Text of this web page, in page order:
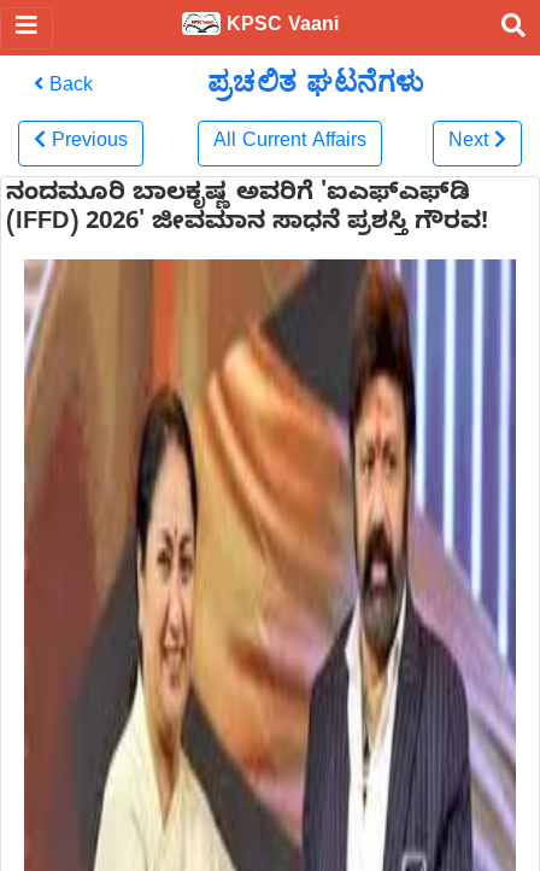
KPSC Vaani
Back ಪ್ರಚಲಿತ ಘಟನೆಗಳು
Previous All Current Affairs Next
ನಂದಮೂರಿ ಬಾಲಕೃಷ್ಣ ಅವರಿಗೆ 'ಐಎಫ್‌ಎಫ್‌ಡಿ
(IFFD) 2026' ಜೀವಮಾನ ಸಾಧನೆ ಪ್ರಶಸ್ತಿ ಗೌರವ!